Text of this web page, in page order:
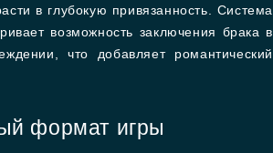
в глубокую привязанность. Система
возможность заключения брака в
что добавляет романтический
формат игры